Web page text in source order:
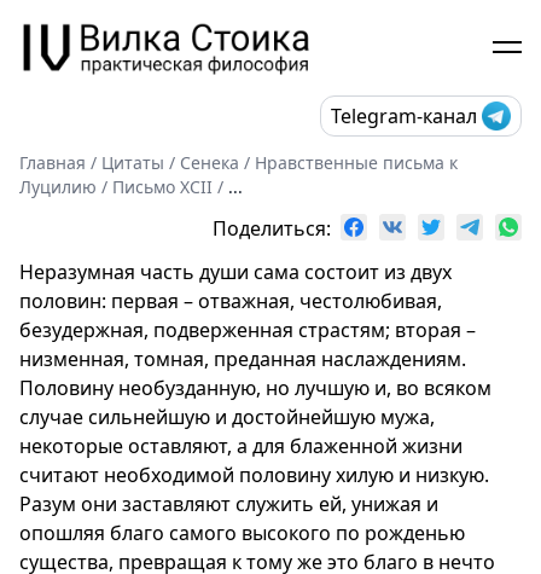
Telegram-канал
Главная / Цитаты / Сенека / Нравственные письма к
Луцилию / Письмо XCII / ...
Поделиться:
Неразумная часть души сама состоит из двух
половин: первая – отважная, честолюбивая,
безудержная, подверженная страстям; вторая –
низменная, томная, преданная наслаждениям.
Половину необузданную, но лучшую и, во всяком
случае сильнейшую и достойнейшую мужа,
некоторые оставляют, а для блаженной жизни
считают необходимой половину хилую и низкую.
Разум они заставляют служить ей, унижая и
опошляя благо самого высокого по рожденью
существа, превращая к тому же это благо в нечто